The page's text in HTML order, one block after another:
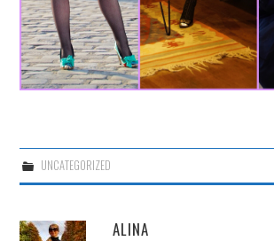
UNCATEGORIZED
ALINA